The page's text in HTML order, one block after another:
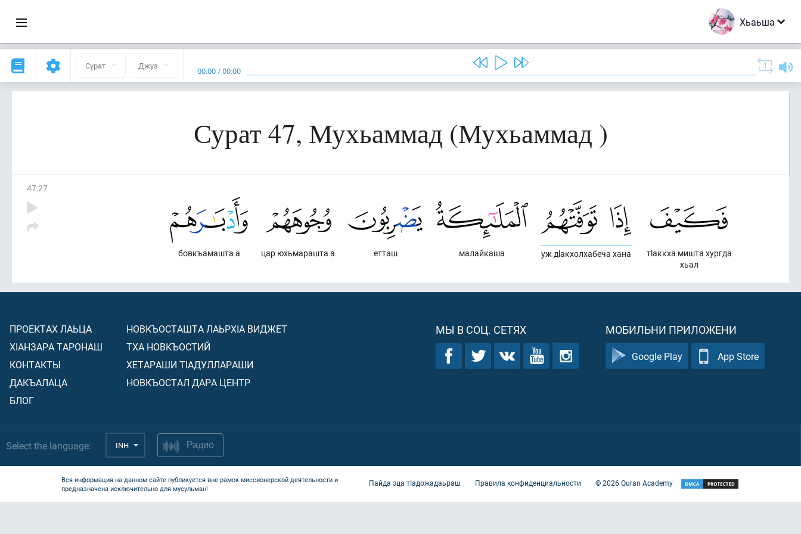
Хьаьша
Сурат Джуз 00:00 /00:00
Сурат 47, Мухьаммад (Мухьаммад )
47:27
тlаккха мишта хургда
хьал
уж дlакхолхабеча хана
малайкаша
етташ
цар юхьмарашта а
бовкъамашта а
ПРОЕКТАХ ЛАЬЦА
ХIАНЗАРА ТАРОНАШ
КОНТАКТЫ
ДАКЪАЛАЦА
БЛОГ
НОВКЪОСТАШТА ЛАЬРХIА ВИДЖЕТ
ТХА НОВКЪОСТИЙ
ХЕТАРАШИ ТIАДУЛЛАРАШИ
НОВКЪОСТАЛ ДАРА ЦЕНТР
МЫ В СОЦ. СЕТЯХ МОБИЛЬНИ ПРИЛОЖЕНИ
Google Play App Store
Select the language: INH Радио
Вся информация на данном сайте публикуется вне рамок миссионерской деятельности и
предназначена исключительно для мусульман!
Пайда эца тIадожадаьраш Правила конфиденциальности ©2026Quran Academy